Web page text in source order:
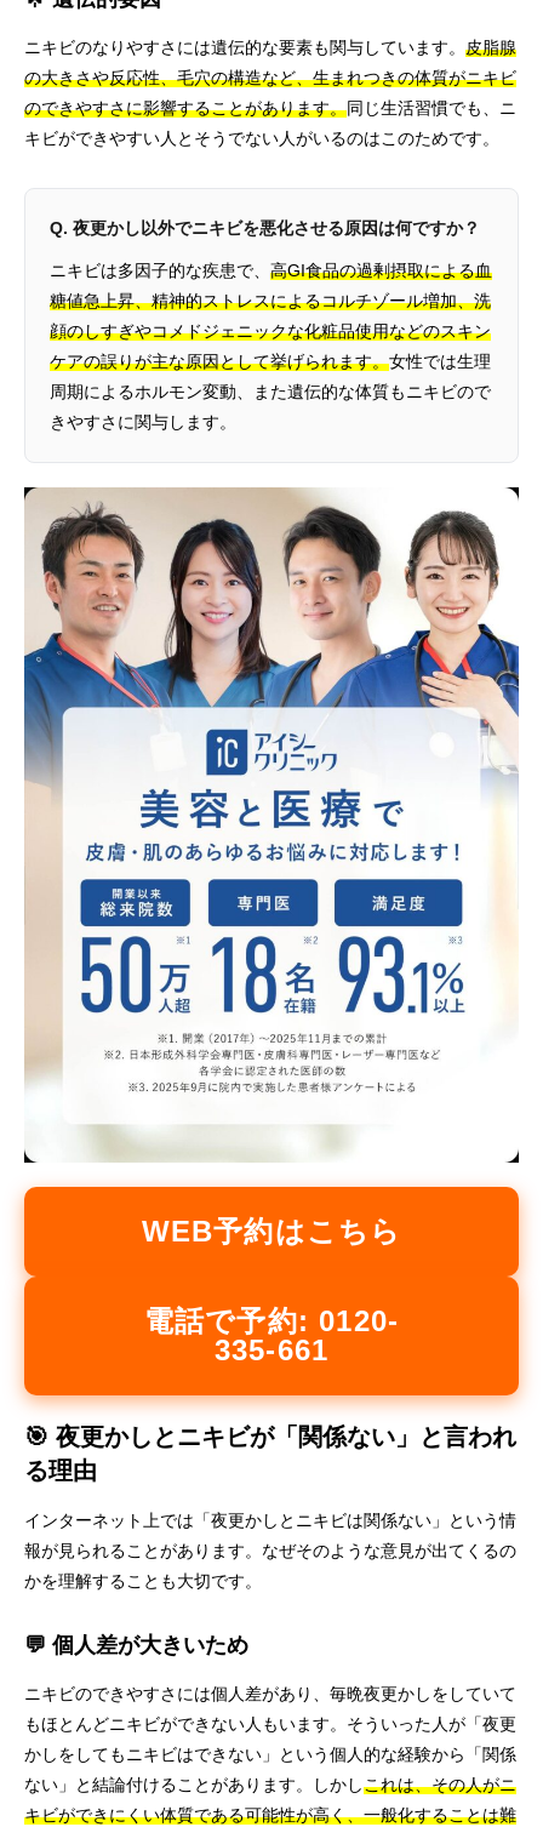
ニキビのなりやすさには遺伝的な要素も関与しています。 皮脂腺
の大きさや反応性、毛穴の構造など、生まれつきの体質がニキビ
のできやすさに影響することがあります。同じ生活習慣でも、ニ
キビができやすい人とそうでない人がいるのはこのためです。
Q. 夜更かし以外でニキビを悪化させる原因は何ですか？
ニキビは多因子的な疾患で、 高GI食品の過剰摂取による血
糖値急上昇、精神的ストレスによるコルチゾール増加、洗
顔のしすぎやコメドジェニックな化粧品使用などのスキン
ケアの誤りが主な原因として挙げられます。女性では生理
周期によるホルモン変動、また遺伝的な体質もニキビので
きやすさに関与します。
WEB予約はこちら
電話で予約: 0120-
335-661
🎯 夜更かしとニキビが「関係ない」と言われ
る理由
インターネット上では「夜更かしとニキビは関係ない」という情
報が見られることがあります。なぜそのような意見が出てくるの
かを理解することも大切です。
💬 個人差が大きいため
ニキビのできやすさには個人差があり、毎晩夜更かしをしていて
もほとんどニキビができない人もいます。そういった人が「夜更
かしをしてもニキビはできない」という個人的な経験から「関係
ない」と結論付けることがあります。しかしこれは、その人がニ
キビができにくい体質である可能性が高く、一般化することは難